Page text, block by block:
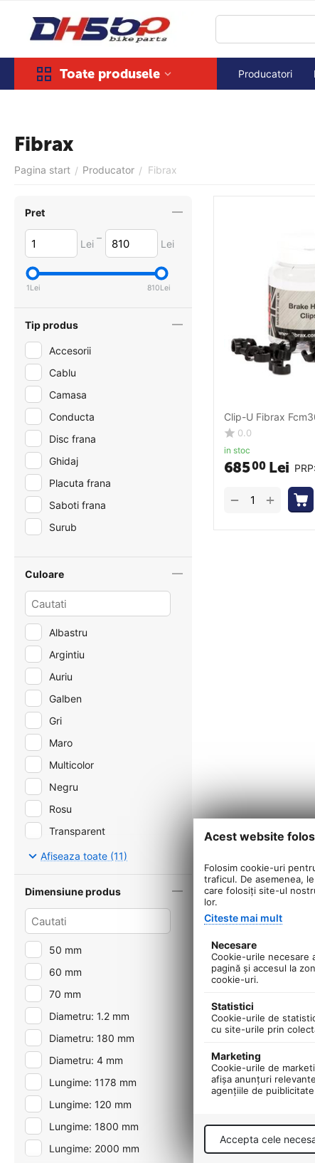
Toate produsele Producatori
Fibrax
Pagina start / Producator / Fibrax
Clip-U Fibrax
0.0
in stoc
PRP:
68500 Lei
+
−
Pret
Lei – Lei
1Lei 810Lei
Tip produs
Accesorii
Cablu
Camasa
Conducta
Disc frana
Ghidaj
Placuta frana
Saboti frana
Surub
Culoare
Albastru
Argintiu
Auriu
Galben
Gri
Maro
Multicolor
Negru
Rosu
Transparent
Verde
Afiseaza toate (11)
Dimensiune produs
50 mm
60 mm
70 mm
Diametru: 1.2 mm
Diametru: 180 mm
Diametru: 4 mm
Lungime: 1178 mm
Lungime: 120 mm
Lungime: 1800 mm
Lungime: 2000 mm
Acest website
Folosim cookie-uri
traficul. De asemenea,
care folosiți site-ul
lor.
Citeste mai mult
Necesare
Cookie-urile necesare
pagină şi accesul la
cookie-uri.
Statistici
Cookie-urile de
cu site-urile prin
Marketing
Cookie-urile de
afişa anunţuri
agenţiile de
Accepta cele